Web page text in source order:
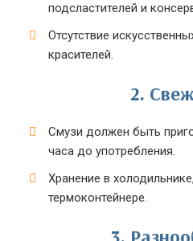
подсластителей и
Отсутствие
красителей.
2.
Смузи должен быть
часа до употребления.
Хранение в
термоконтейнере.
3.